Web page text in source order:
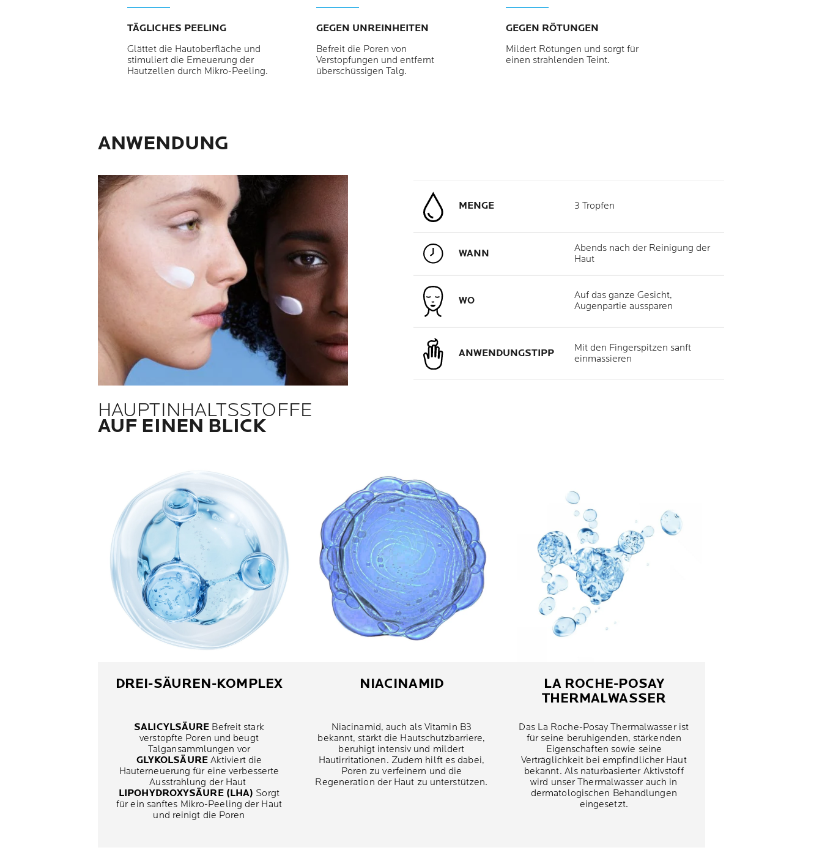
TÄGLICHES PEELING
Glättet die Hautoberfläche und
stimuliert die Erneuerung der
Hautzellen durch Mikro-Peeling.
GEGEN UNREINHEITEN
Befreit die Poren von
Verstopfungen und entfernt
überschüssigen Talg.
GEGEN RÖTUNGEN
Mildert Rötungen und sorgt für
einen strahlenden Teint.
ANWENDUNG
MENGE 3 Tropfen
WANN
Abends nach der Reinigung der
Haut
WO
Auf das ganze Gesicht,
Augenpartie aussparen
ANWENDUNGSTIPP
Mit den Fingerspitzen sanft
einmassieren
HAUPTINHALTSSTOFFE
AUF EINEN BLICK
DREI-SÄUREN-KOMPLEX
SALICYLSÄURE Befreit stark
verstopfte Poren und beugt
Talgansammlungen vor
GLYKOLSÄUREAktiviert die
Hauterneuerung für eine verbesserte
Ausstrahlung der Haut
LIPOHYDROXYSÄURE (LHA) Sorgt
für ein sanftes Mikro-Peeling der Haut
und reinigt die Poren
NIACINAMID
Niacinamid, auch als Vitamin B3
bekannt, stärkt die Hautschutzbarriere,
beruhigt intensiv und mildert
Hautirritationen. Zudem hilft es dabei,
Poren zu verfeinern und die
Regeneration der Haut zu unterstützen.
LA ROCHE-POSAY
THERMALWASSER
Das La Roche-Posay Thermalwasser ist
für seine beruhigenden, stärkenden
Eigenschaften sowie seine
Verträglichkeit bei empfindlicher Haut
bekannt. Als naturbasierter Aktivstoff
wird unser Thermalwasser auch in
dermatologischen Behandlungen
eingesetzt.